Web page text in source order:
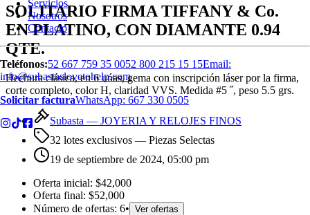
Servicios
Nosotros
Contacto
Teléfonos:52 667 759 35 0052 800 215 15 15Email:
info@subastaslovetohelp.com
Solicitar facturaWhatsApp: 667 330 0505
SOLITARIO FIRMA TIFFANY & Co.
EN PLATINO, CON DIAMANTE 0.94
QTE.
Hechura clásica, en 6 uńas, gema con inscripción láser por la firma,
corte completo, color H, claridad VVS. Medida #5 ˝, peso 5.5 grs.
Subasta — JOYERIA Y RELOJES FINOS
32 lotes exclusivos — Piezas Selectas
19 de septiembre de 2024, 05:00 pm
Oferta inicial: $42,000
Oferta final: $52,000
Número de ofertas: 6• Ver ofertas